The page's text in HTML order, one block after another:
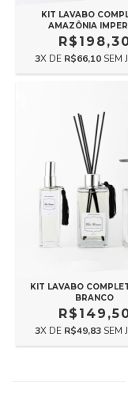
KIT LAVABO
AMAZÔNIA
3X DE R$66,10SEM
KIT LAVABO
BRANCO
3X DE R$49,83SEM